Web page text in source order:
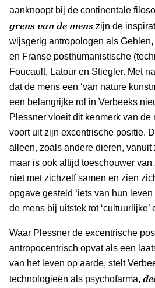
aanknoopt bij de continentale
grens van de mens zijn de
wijsgerig antropologen als
en Franse posthumanistische
Foucault, Latour en Stiegler. Met
dat de mens een ‘van nature
een belangrijke rol in Verbeeks
Plessner vloeit dit kenmerk van
voort uit zijn excentrische positie.
alleen, zoals andere dieren, vanuit
maar is ook altijd toeschouwer
niet met zichzelf samen en zien
opgave gesteld ‘iets van hun leven
de mens bij uitstek tot
Waar Plessner de excentrische
antropocentrisch opvat als een
van het leven op aarde, stelt
technologieën als psychofarma,